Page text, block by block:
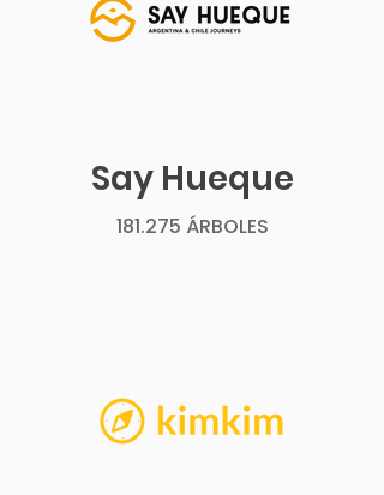
Say Hueque
181.275 ÁRBOLES